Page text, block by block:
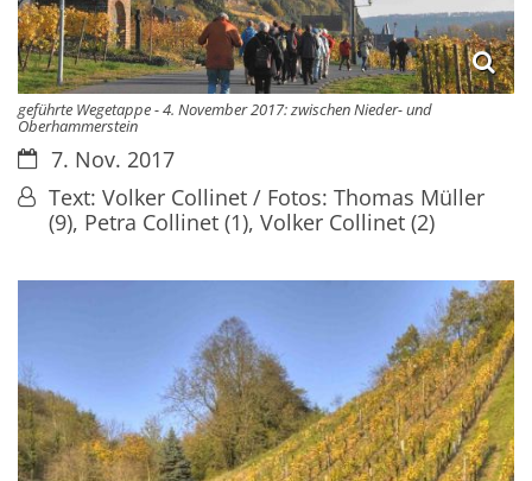
geführte Wegetappe - 4. November 2017: zwischen Nieder- und
Oberhammerstein
Datum:7. Nov. 2017
Von:Text: Volker Collinet / Fotos: Thomas Müller
(9), Petra Collinet (1), Volker Collinet (2)